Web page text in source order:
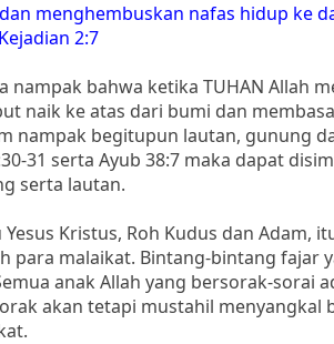
menghembuskan nafas hidup ke
2:7
bahwa ketika TUHAN Allah
naik ke atas dari bumi dan
nampak begitupun lautan, gunung
31 serta Ayub 38:7 maka dapat
serta lautan.
Kristus, Roh Kudus dan Adam,
para malaikat. Bintang-bintang fajar
anak Allah yang bersorak-sorai
akan tetapi mustahil menyangkal